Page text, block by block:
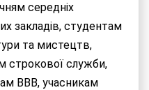
середніх
закладів, студентам
та мистецтв,
строкової служби,
ВВВ, учасникам